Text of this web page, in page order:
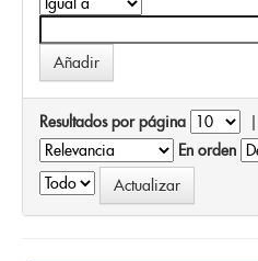
Resultados por página |
En orden